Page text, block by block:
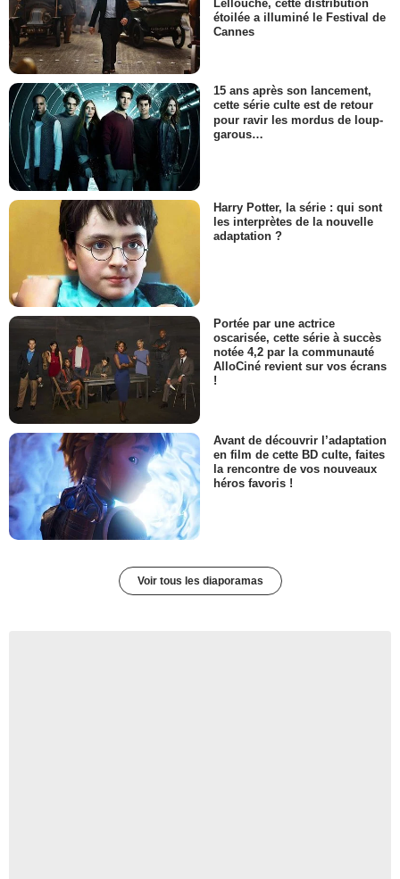
Lellouche, cette distribution
étoilée a illuminé le Festival de
Cannes
15 ans après son lancement,
cette série culte est de retour
pour ravir les mordus de loup-
garous…
Harry Potter, la série : qui sont
les interprètes de la nouvelle
adaptation ?
Portée par une actrice
oscarisée, cette série à succès
notée 4,2 par la communauté
AlloCiné revient sur vos écrans
!
Avant de découvrir l’adaptation
en film de cette BD culte, faites
la rencontre de vos nouveaux
héros favoris !
Voir tous les diaporamas